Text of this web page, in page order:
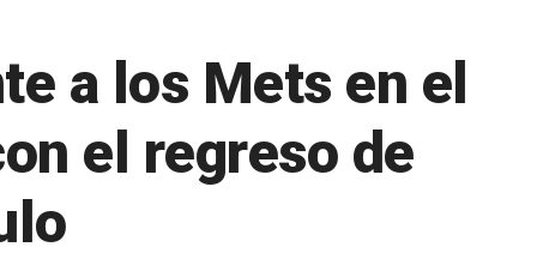
a los Mets en el
el regreso de